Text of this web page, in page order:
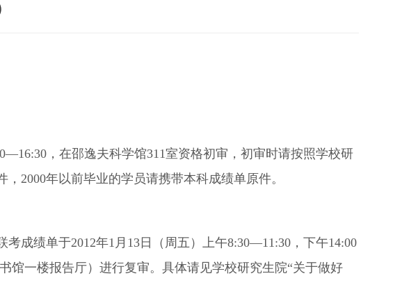
，在邵逸夫科学馆311室资格初审，初审时请按照学校研
2000年以前毕业的学员请携带本科成绩单原件。
成绩单于2012年1月13日（周五）上午8:30—11:30，下午14:00
馆一楼报告厅）进行复审。具体请见学校研究生院“关于做好